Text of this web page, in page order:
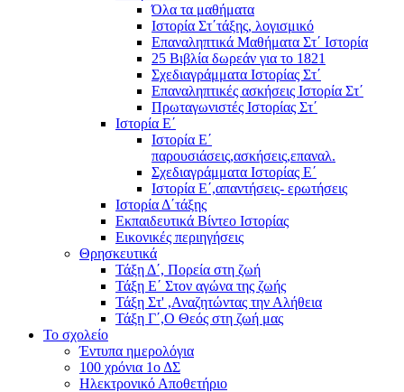
Όλα τα μαθήματα
Ιστορία Στ΄τάξης, λογισμικό
Επαναληπτικά Μαθήματα Στ΄ Ιστορία
25 Βιβλία δωρεάν για το 1821
Σχεδιαγράμματα Ιστορίας Στ΄
Επαναληπτικές ασκήσεις Ιστορία Στ΄
Πρωταγωνιστές Ιστορίας Στ΄
Ιστορία Ε΄
Ιστορία Ε΄
παρουσιάσεις,ασκήσεις,επαναλ.
Σχεδιαγράμματα Ιστορίας Ε΄
Ιστορία Ε΄,απαντήσεις- ερωτήσεις
Ιστορία Δ΄τάξης
Εκπαιδευτικά Βίντεο Ιστορίας
Εικονικές περιηγήσεις
Θρησκευτικά
Τάξη Δ΄, Πορεία στη ζωή
Τάξη Ε΄ Στον αγώνα της ζωής
Τάξη Στ' ,Αναζητώντας την Αλήθεια
Τάξη Γ΄,Ο Θεός στη ζωή μας
Το σχολείο
Έντυπα ημερολόγια
100 χρόνια 1ο ΔΣ
Ηλεκτρονικό Αποθετήριο